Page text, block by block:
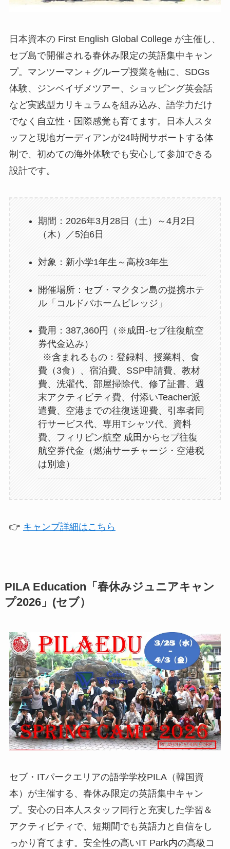
日本資本の First English Global College が主催し、
セブ島で開催される春休み限定の英語集中キャン
プ。マンツーマン＋グループ授業を軸に、SDGs
体験、ジンベイザメツアー、ショッピング英会話
など実践型カリキュラムを組み込み、語学力だけ
でなく自立性・国際感覚も育てます。日本人スタ
ッフと現地ガーディアンが24時間サポートする体
制で、初めての海外体験でも安心して参加できる
設計です。
期間：2026年3月28日（土）～4月2日
（木）／5泊6日
対象：新小学1年生～高校3年生
開催場所：セブ・マクタン島の提携ホテ
ル「コルドバホームビレッジ」
費用：387,360円（※成田-セブ往復航空
券代金込み）
※含まれるもの：登録料、授業料、食
費（3食）、宿泊費、SSP申請費、教材
費、洗濯代、部屋掃除代、修了証書、週
末アクティビティ費、付添いTeacher派
遣費、空港までの往復送迎費、引率者同
行サービス代、専用Tシャツ代、資料
費、フィリピン航空 成田からセブ往復
航空券代金（燃油サーチャージ・空港税
は別途）
👉 キャンプ詳細はこちら
PILA Education「春休みジュニアキャン
プ2026」(セブ）
セブ・ITパークエリアの語学学校PILA（韓国資
本）が主催する、春休み限定の英語集中キャン
プ。安心の日本人スタッフ同行と充実した学習＆
アクティビティで、短期間でも英語力と自信をし
っかり育てます。安全性の高いIT Park内の高級コ